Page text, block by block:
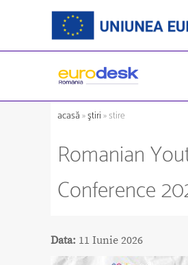
acasă»ştiri» stire
Romanian
Conference
Data: 11 Iunie 2026